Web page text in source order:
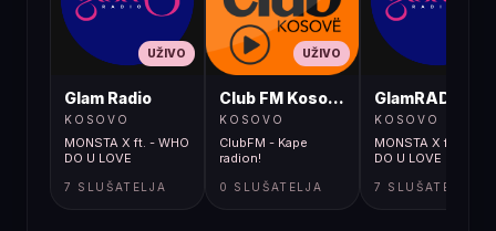
UŽIVO
Glam Radio
KOSOVO
MONSTA X ft. - WHO
DO U LOVE
7 SLUŠATELJA
UŽIVO
Club FM Kosovë
KOSOVO
ClubFM - Kape
radion!
0 SLUŠATELJA
GlamRADIO
KOSOVO
MONSTA X ft. -
DO U LOVE
7 SLUŠATELJA